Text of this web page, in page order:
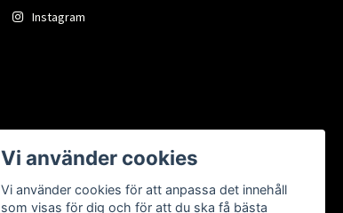
Instagram
Vi använder cookies
Vi använder cookies för att anpassa det innehåll
som visas för dig och för att du ska få bästa